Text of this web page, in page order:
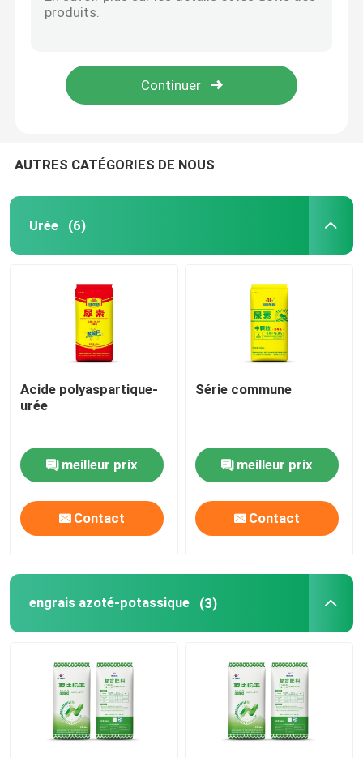
Engrais composé
Melamine
Urée des véhicules à moteur de catégorie
POM plastique
Alcool furfurylique
DMF
Acide humique
Fulvate de potassium (alcalin)
Acide fulvique liquide
AUTRES CATÉGORIES DE NOUS
Urée (6)
Acide polyaspartique-
urée
meilleur prix
Contact
Série commune
meilleur prix
Contact
engrais azoté-potassique (3)